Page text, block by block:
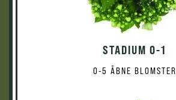
STADIUM 0-1
0-5 ÅBNE BLOMSTER